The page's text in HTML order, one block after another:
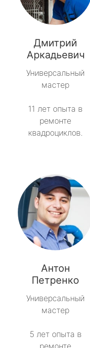
Дмитрий
Аркадьевич
Универсальный
мастер
11 лет опыта в
ремонте
квадроциклов.
Антон
Петренко
Универсальный
мастер
5 лет опыта в